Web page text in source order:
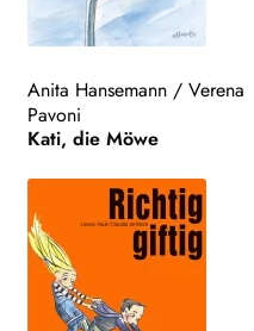
Anita Hansemann/ Verena
Pavoni
Kati, die Möwe